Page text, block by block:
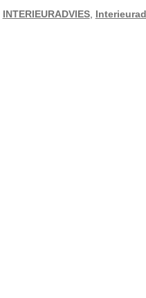
INTERIEURADVIES,